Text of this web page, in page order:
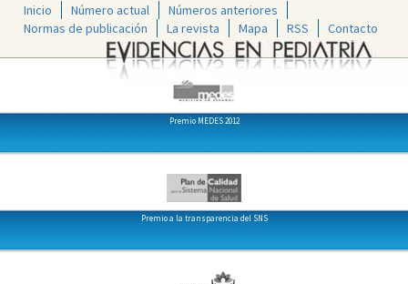
Inicio Número actual
Números anteriores
Normas de publicación
La revista Mapa RSS Contacto
Premio MEDES 2012
Premio a la transparencia del SNS